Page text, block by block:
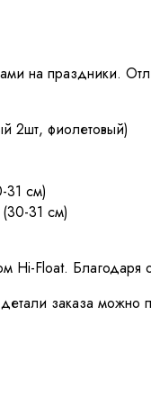
на праздники.
2шт, фиолетовый)
31 см)
31 см)
Hi-Float.
заказа можно